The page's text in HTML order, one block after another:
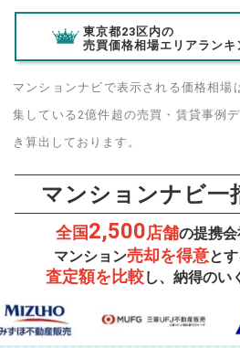
東京都23区内の
売買価格相場エリアランキ
マンションナビで表示される価格相場
集している2億件超の売買・賃貸事例
き算出しております。
マンションナビ一
全国2,500店舗の提携
マンション売却を得意と
査定額を比較し、納得のい